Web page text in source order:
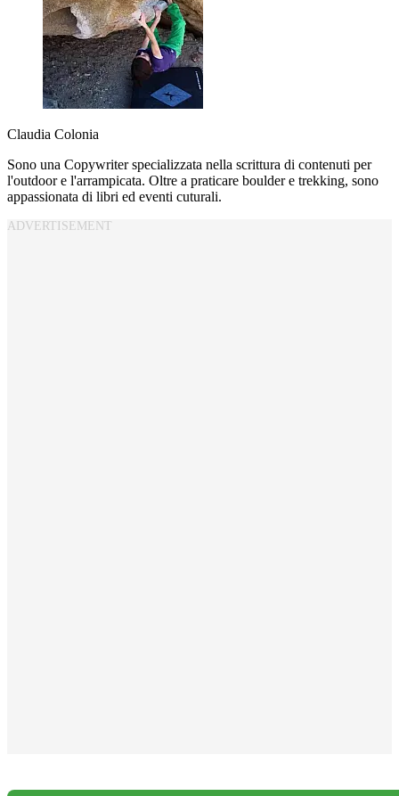
Claudia Colonia
Sono una Copywriter specializzata nella scrittura di contenuti per
l'outdoor e l'arrampicata. Oltre a praticare boulder e trekking, sono
appassionata di libri ed eventi cuturali.